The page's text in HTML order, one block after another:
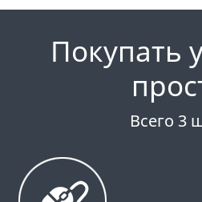
Покупать
Всего 3